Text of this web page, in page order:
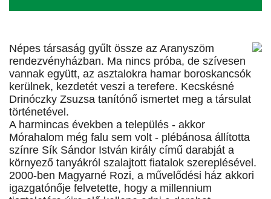
Népes társaság gyűlt össze az Aranyszöm
rendezvényházban. Ma nincs próba, de szívesen
vannak együtt, az asztalokra hamar boroskancsók
kerülnek, kezdetét veszi a terefere. Kecskésné
Drinóczky Zsuzsa tanítónő ismertet meg a társulat
történetével.
A harmincas években a település - akkor
Mórahalom még falu sem volt - plébánosa állította
színre Sík Sándor István király című darabját a
környező tanyákról szalajtott fiatalok szereplésével.
2000-ben Magyarné Rozi, a művelődési ház akkori
igazgatónője felvetette, hogy a millennium